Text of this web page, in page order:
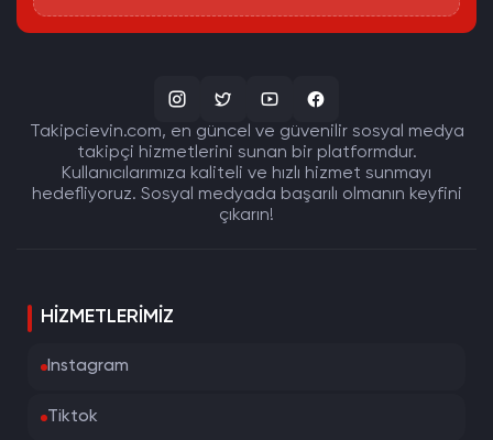
Takipcievin.com, en güncel ve güvenilir sosyal medya
takipçi hizmetlerini sunan bir platformdur.
Kullanıcılarımıza kaliteli ve hızlı hizmet sunmayı
hedefliyoruz. Sosyal medyada başarılı olmanın keyfini
çıkarın!
HIZMETLERIMIZ
Instagram
Tiktok